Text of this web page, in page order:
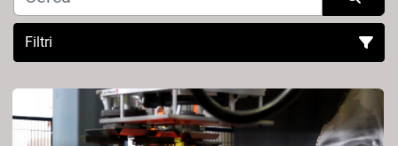
Filtri
Tutte le categorie
Ordina per